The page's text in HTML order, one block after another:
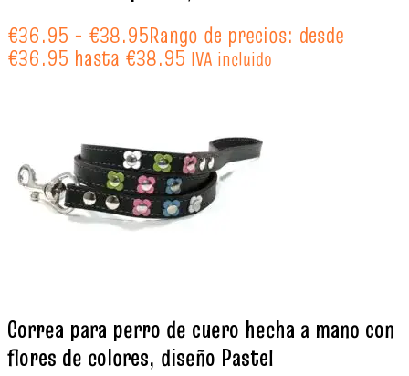
€36.95 - €38.95Rango de precios: desde
€36.95 hasta €38.95 IVA incluido
Correa para perro de cuero hecha a mano con
flores de colores, diseño Pastel